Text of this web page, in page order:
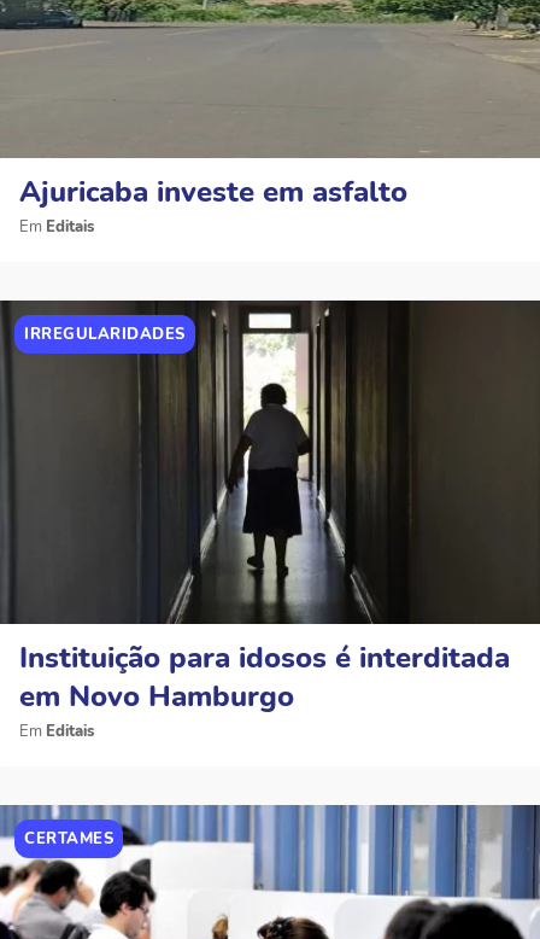
Ajuricaba investe em asfalto
Editais
IRREGULARIDADES
Instituição para idosos é interditada
em Novo Hamburgo
Editais
CERTAMES